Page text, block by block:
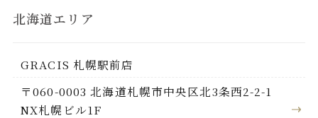
北海道エリア
GRACIS 札幌駅前店
〒060-0003 北海道札幌市中央区北3条西2-2-1
NX札幌ビル1F